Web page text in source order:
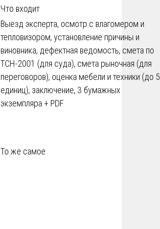
Что входит
Выезд эксперта, осмотр с влагомером и
тепловизором, установление причины и
виновника, дефектная ведомость, смета по
ТСН-2001 (для суда), смета рыночная (для
переговоров), оценка мебели и техники (до 5
единиц), заключение, 3 бумажных
экземпляра + PDF
То же самое